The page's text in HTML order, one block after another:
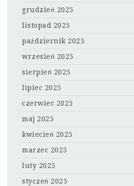
grudzień 2025
listopad 2025
październik 2025
wrzesień 2025
sierpień 2025
lipiec 2025
czerwiec 2025
maj 2025
kwiecień 2025
marzec 2025
luty 2025
styczeń 2025